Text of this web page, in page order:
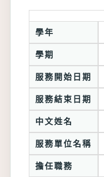
學年
學期
服務開始日期
服務結束日期
中文姓名
服務單位名稱
擔任職務